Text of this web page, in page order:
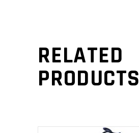
RELATED
PRODUCTS